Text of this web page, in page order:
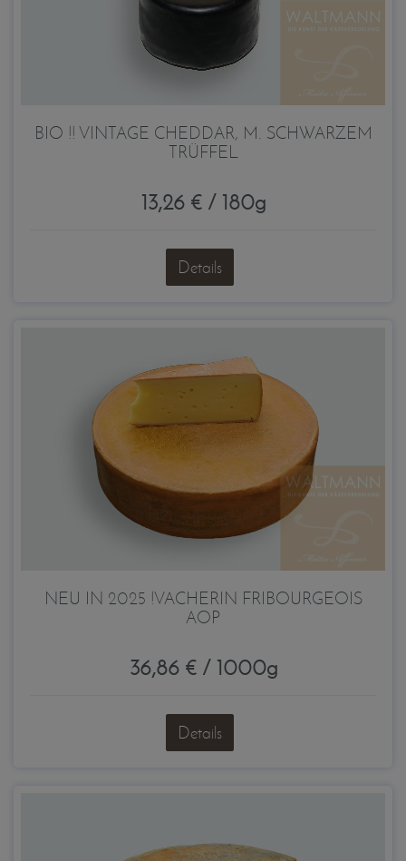
BIO !! VINTAGE CHEDDAR, M. SCHWARZEM
TRÜFFEL
13,26 € / 180g
Details
NEU IN 2025 !VACHERIN FRIBOURGEOIS
AOP
36,86 € / 1000g
Details